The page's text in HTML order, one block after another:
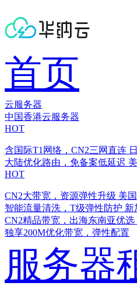
首页
云服务器
中国香港云服务器
HOT
含国际T1网络，CN2三网直连
大陆优化路由，免备案低延迟
HOT
CN2大带宽，资源弹性升级 美
智能流量清洗，T级弹性防护 新
CN2精品带宽，出海东南亚优选
独享200M优化带宽，弹性配置
服务器